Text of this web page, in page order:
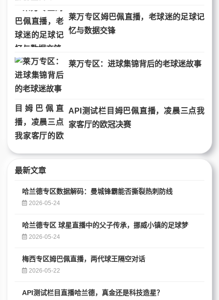
莱万专区姆巴佩直播，老球迷的足球记
忆与数据交锋
莱万专区：进球集锦背后的老球迷故事
API测试栏目姆巴佩直播，凌晨三点我
家客厅的欧冠决赛
最新文章
哈兰德专区数据解码：曼城锋霸能否撕裂热刺防线
2026-05-24
哈兰德专区 球星直播中的父子传承，挪威小镇的足球梦
2026-05-24
梅西专区姆巴佩直播，两代球王隔空对话
2026-05-22
API测试栏目直播哈兰德，真金还是科技造星？